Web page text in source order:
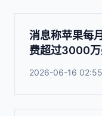
消息称苹果每
费超过3000
2026-06-16